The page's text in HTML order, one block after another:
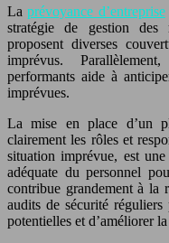
Laprévoyance d’entreprise
stratégie de gestion des
proposent diverses
imprévus.
performants aide à
imprévues.
La mise en place d’un
clairement les rôles et
situation imprévue, est
adéquate du personnel
contribue grandement à la
audits de sécurité
potentielles et d’améliorer